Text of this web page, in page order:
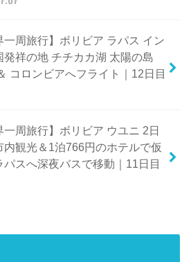
一周旅行】ボリビア ラパス イン
発祥の地 チチカカ湖 太陽の島
コロンビアへフライト｜12日目
一周旅行】ボリビア ウユニ 2日
内観光＆1泊766円のホテルで仮
パスへ深夜バスで移動｜11日目